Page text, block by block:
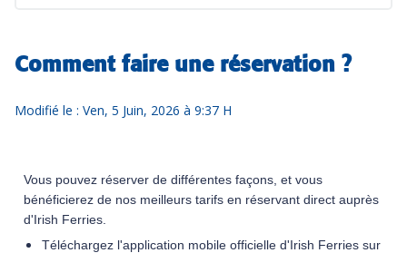
Comment faire une réservation ?
Modifié le : Ven, 5 Juin, 2026 à 9:37 H
Vous pouvez réserver de différentes façons, et vous
bénéficierez de nos meilleurs tarifs en réservant direct auprès
d'Irish Ferries.
Téléchargez l'application mobile officielle d'Irish Ferries sur